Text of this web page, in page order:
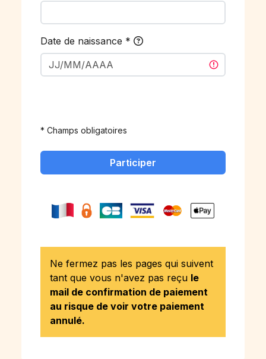
Date de naissance *
* Champs obligatoires
Participer
Ne fermez pas les pages qui suivent
tant que vous n'avez pas reçu le
mail de confirmation de paiement
au risque de voir votre paiement
annulé.